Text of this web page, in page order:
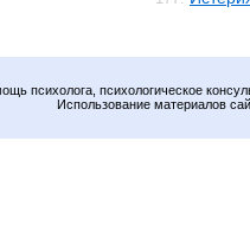
психолога, психологическое
Использование материалов